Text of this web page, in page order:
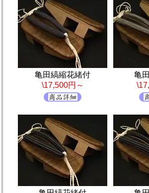
亀田縞縮花緒付
\17,500円～
亀